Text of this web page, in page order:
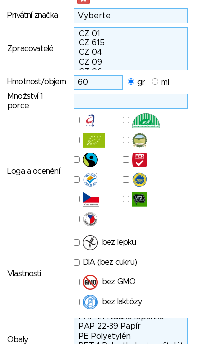
Privátní značka
Zpracovatelé
Hmotnost/objem gr
ml
Množství 1
porce
Loga a ocenění
Vlastnosti
bez lepku
DIA (bez cukru)
bez GMO
bez laktózy
Obaly